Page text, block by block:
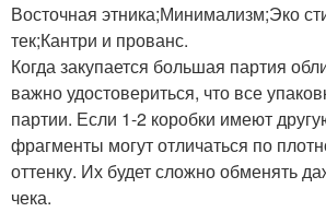
Восточная этника;Минимализм;Эко
тек;Кантри и прованс.
Когда закупается большая партия
важно удостовериться, что все
партии. Если 1-2 коробки имеют
фрагменты могут отличаться по
оттенку. Их будет сложно обменять
чека.